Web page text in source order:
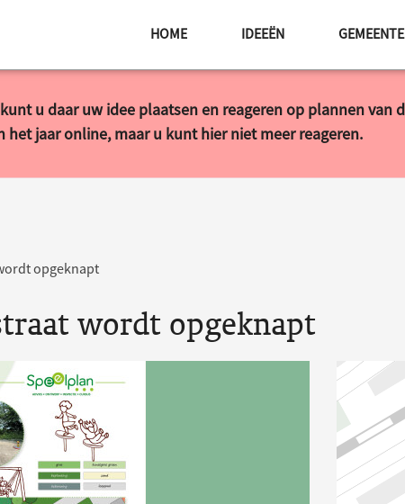
HOME IDEEËN
u daar uw idee plaatsen en reageren op plannen van
jaar online, maar u kunt hier niet meer reageren.
opgeknapt
wordt opgeknapt